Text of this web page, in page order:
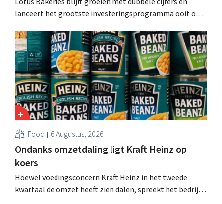
lanceert het grootste investeringsprogramma ooit om
moeten dit momentum grijpen”.
Food 6 Augustus, 2026
Ondanks omzetdaling ligt Kraft Heinz op
koers
Hoewel voedingsconcern Kraft Heinz in het tweede
kwartaal de omzet heeft zien dalen, spreekt het bedrijf